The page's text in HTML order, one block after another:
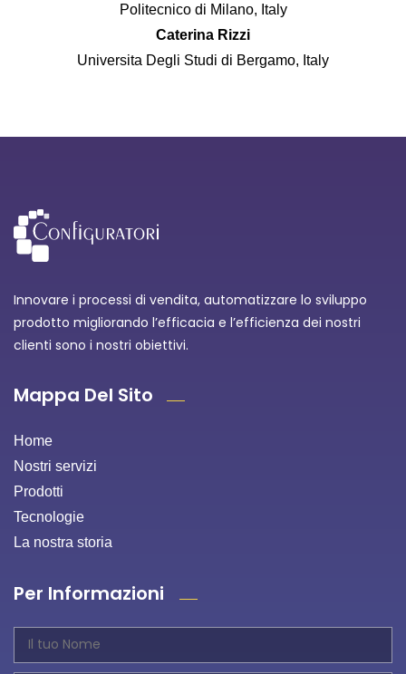
Politecnico di Milano, Italy
Caterina Rizzi
Universita Degli Studi di Bergamo, Italy
Innovare i processi di vendita, automatizzare lo sviluppo
prodotto migliorando l’efficacia e l’efficienza dei nostri
clienti sono i nostri obiettivi.
Mappa Del Sito
Home
Nostri servizi
Prodotti
Tecnologie
La nostra storia
Per Informazioni